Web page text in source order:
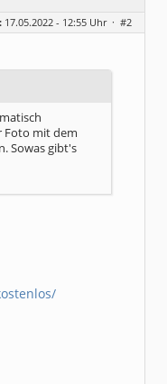
17.05.2022 - 12:55 Uhr · #2
Foto mit dem
Sowas gibt's